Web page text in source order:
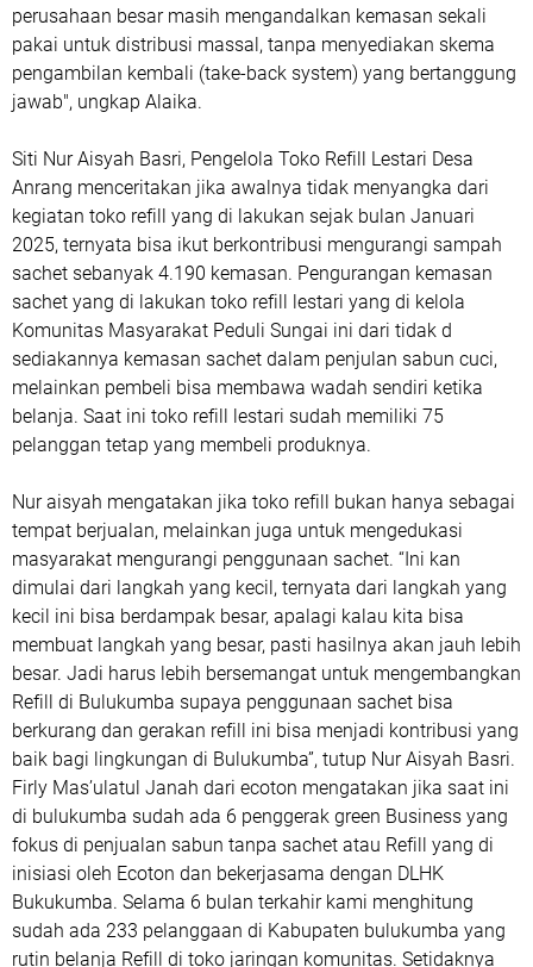
perusahaan besar masih mengandalkan kemasan sekali
pakai untuk distribusi massal, tanpa menyediakan skema
pengambilan kembali (take-back system) yang bertanggung
jawab", ungkap Alaika.
Siti Nur Aisyah Basri, Pengelola Toko Refill Lestari Desa
Anrang menceritakan jika awalnya tidak menyangka dari
kegiatan toko refill yang di lakukan sejak bulan Januari
2025, ternyata bisa ikut berkontribusi mengurangi sampah
sachet sebanyak 4.190 kemasan. Pengurangan kemasan
sachet yang di lakukan toko refill lestari yang di kelola
Komunitas Masyarakat Peduli Sungai ini dari tidak d
sediakannya kemasan sachet dalam penjulan sabun cuci,
melainkan pembeli bisa membawa wadah sendiri ketika
belanja. Saat ini toko refill lestari sudah memiliki 75
pelanggan tetap yang membeli produknya.
Nur aisyah mengatakan jika toko refill bukan hanya sebagai
tempat berjualan, melainkan juga untuk mengedukasi
masyarakat mengurangi penggunaan sachet. “Ini kan
dimulai dari langkah yang kecil, ternyata dari langkah yang
kecil ini bisa berdampak besar, apalagi kalau kita bisa
membuat langkah yang besar, pasti hasilnya akan jauh lebih
besar. Jadi harus lebih bersemangat untuk mengembangkan
Refill di Bulukumba supaya penggunaan sachet bisa
berkurang dan gerakan refill ini bisa menjadi kontribusi yang
baik bagi lingkungan di Bulukumba”, tutup Nur Aisyah Basri.
Firly Mas’ulatul Janah dari ecoton mengatakan jika saat ini
di bulukumba sudah ada 6 penggerak green Business yang
fokus di penjualan sabun tanpa sachet atau Refill yang di
inisiasi oleh Ecoton dan bekerjasama dengan DLHK
Bukukumba. Selama 6 bulan terkahir kami menghitung
sudah ada 233 pelanggaan di Kabupaten bulukumba yang
rutin belanja Refill di toko jaringan komunitas. Setidaknya